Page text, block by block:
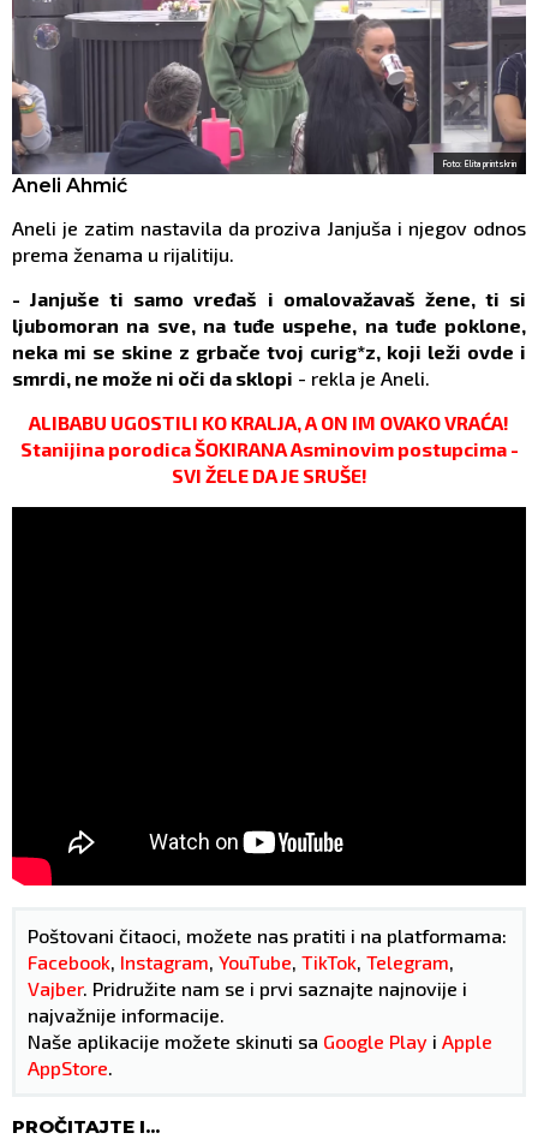
Foto: Elita printskrin
Aneli Ahmić
Aneli je zatim nastavila da proziva Janjuša i njegov odnos
prema ženama u rijalitiju.
- Janjuše ti samo vređaš i omalovažavaš žene, ti si
ljubomoran na sve, na tuđe uspehe, na tuđe poklone,
neka mi se skine z grbače tvoj curig*z, koji leži ovde i
smrdi, ne može ni oči da sklopi - rekla je Aneli.
ALIBABU UGOSTILI KO KRALJA, A ON IM OVAKO VRAĆA!
Stanijina porodica ŠOKIRANA Asminovim postupcima -
SVI ŽELE DA JE SRUŠE!
Poštovani čitaoci, možete nas pratiti i na platformama:
Facebook Instagram YouTube TikTok Telegram
Vajber. Pridružite nam se i prvi saznajte najnovije i
najvažnije informacije.
Naše aplikacije možete skinuti sa Google Play i Apple
AppStore
PROČITAJTE I...